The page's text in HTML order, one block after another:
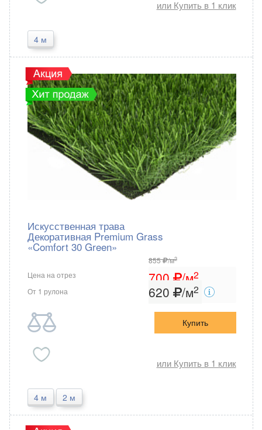
или Купить в 1 клик
4 м
Искусственная трава
Декоративная Premium Grass
«Comfort 30 Green»
Цена на отрез
От 1 рулона
855 /м2
700 /м2
620 /м2
Купить
или Купить в 1 клик
4 м 2 м